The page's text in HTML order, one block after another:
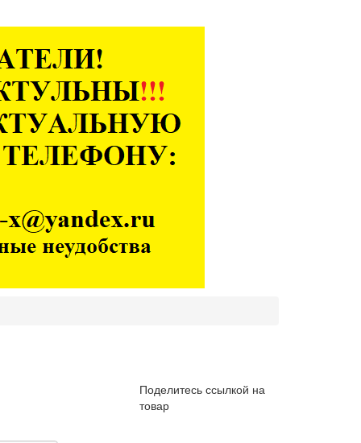
Поделитесь ссылкой на
товар